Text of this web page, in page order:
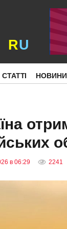
RU
СТАТТІ НОВИНИ
в 06:29 2241